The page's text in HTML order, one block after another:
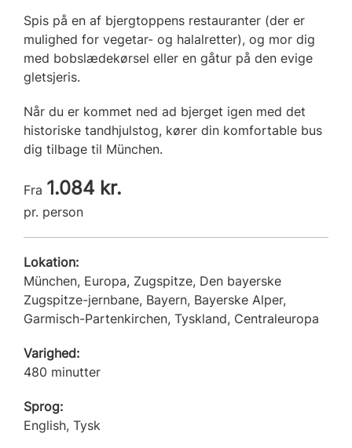
Spis på en af bjergtoppens restauranter (der er
mulighed for vegetar- og halalretter), og mor dig
med bobslædekørsel eller en gåtur på den evige
gletsjeris.
Når du er kommet ned ad bjerget igen med det
historiske tandhjulstog, kører din komfortable bus
dig tilbage til München.
Fra 1.084 kr.
pr. person
Lokation:
München, Europa, Zugspitze, Den bayerske
Zugspitze-jernbane, Bayern, Bayerske Alper,
Garmisch-Partenkirchen, Tyskland, Centraleuropa
Varighed:
480 minutter
Sprog:
English, Tysk